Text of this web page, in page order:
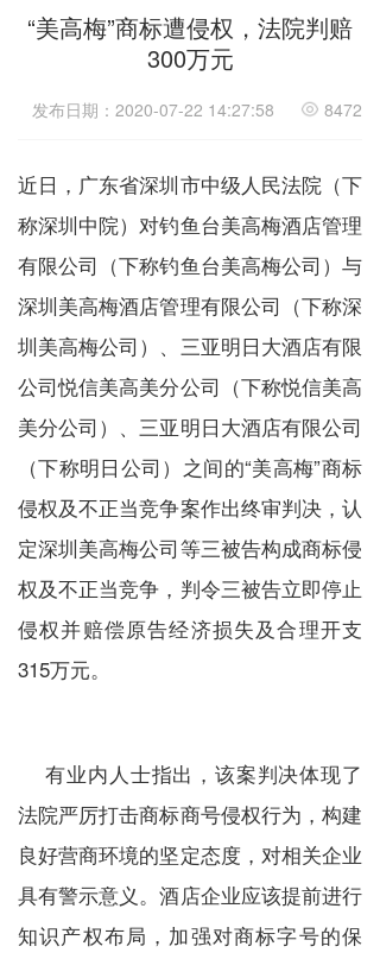
“美高梅”商标遭侵权，法院判赔
300万元
发布日期：2020-07-22 14:27:58 8472
近日，广东省深圳市中级人民法院（下
称深圳中院）对钓鱼台美高梅酒店管理
有限公司（下称钓鱼台美高梅公司）与
深圳美高梅酒店管理有限公司（下称深
圳美高梅公司）、三亚明日大酒店有限
公司悦信美高美分公司（下称悦信美高
美分公司）、三亚明日大酒店有限公司
（下称明日公司）之间的“美高梅”商标
侵权及不正当竞争案作出终审判决，认
定深圳美高梅公司等三被告构成商标侵
权及不正当竞争，判令三被告立即停止
侵权并赔偿原告经济损失及合理开支
315万元。
有业内人士指出，该案判决体现了
法院严厉打击商标商号侵权行为，构建
良好营商环境的坚定态度，对相关企业
具有警示意义。酒店企业应该提前进行
知识产权布局，加强对商标字号的保